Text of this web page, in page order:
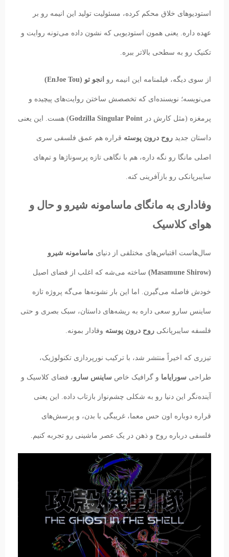
استودیوهای خلاق محکم کرده، مسئولیت تولید این انیمه رو بر
عهده داره. یعنی همون استودیویی که نشون داده می‌تونه روایت و
تکنیک رو به سطحی بالاتر ببره.
از سوی دیگه، فیلمنامه این انیمه رو انجو تو (EnJoe Tou)
می‌نویسه؛ نویسنده‌ای که تخصصش ساختن روایت‌های پیچیده و
پرمغزه (مثل کارش در Godzilla Singular Point) هست. این یعنی
داستان جدید روح درون پوسته قراره هم عمق فلسفی سری
اصلی مانگا رو نگه داره، هم با نگاهی تازه پرسوناژها و تم‌های
سایبرپانکی رو بازآفرینی کنه.
وفاداری به مانگای ماسامونه شیرو و حال و
هوای کلاسیک
سال‌هاست اقتباس‌های مختلفی از دنیای ماسامونه شیرو
(Masamune Shirow) ساخته می‌شه که اغلب از فضای اصیل
خودش فاصله می‌گیرن. اما این بار نشونه‌ها می‌گه پروژه تازه
ساینس سارو سعی داره به ریشه‌های داستان، سبک بصری و حتی
فلسفه سایبرپانکی روح درون پوسته وفادار بمونه.
تیزری که اخیراً منتشر شد، با ترکیب نورپردازی تکنولوژیک،
طراحی سورایاما و گرافیک خاص ساینس سارو، فضای کلاسیک و
آینده‌نگر این دنیا رو به شکلی چشم‌نواز بازتاب داده. این یعنی
قراره دوباره اون حس معما، غریبگی با بدن، و پرسش‌های
فلسفی درباره روح و ذهن در یک عصر ماشینی رو تجربه کنیم.